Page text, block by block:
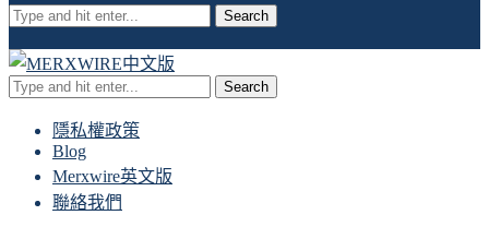
Search
Search
隱私權政策
Blog
Merxwire英文版
聯絡我們